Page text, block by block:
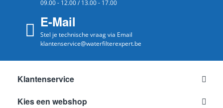
09.00 - 12.00 / 13.00 - 17.00
E-Mail
Stel je technische vraag via Email
klantenservice@waterfilterexpert.be
Klantenservice
Kies een webshop